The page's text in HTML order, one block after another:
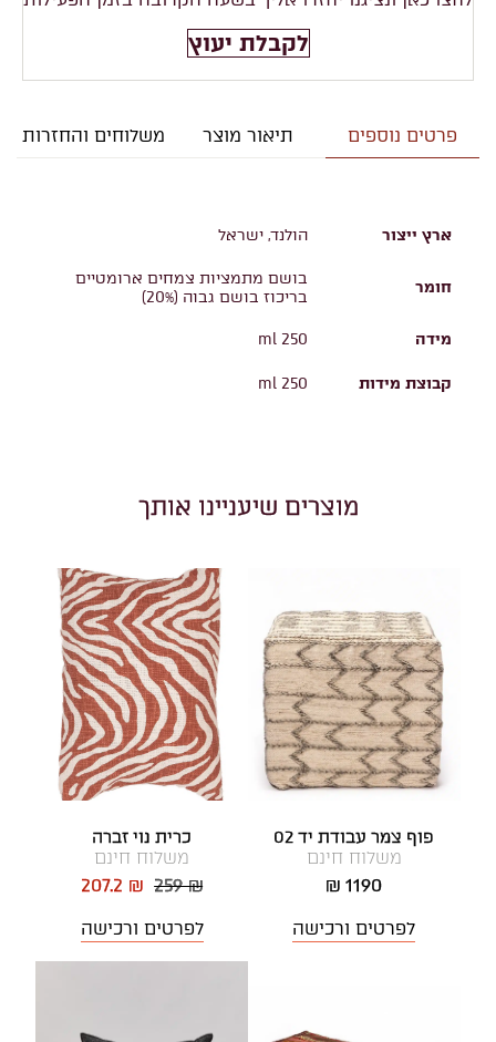
לקבלת יעוץ
פרטים נוספים תיאור מוצר משלוחים והחזרות
ארץ ייצור הולנד, ישראל
חומר
בושם מתמציות צמחים ארומטיים
בריכוז בושם גבוה (20%)
מידה 250 ml
קבוצת מידות 250 ml
מוצרים שיעניינו אותך
פוף צמר עבודת יד 02
משלוח חינם
1190 ₪
לפרטים ורכישה
כרית נוי זברה
משלוח חינם
259 ₪
207.2 ₪
לפרטים ורכישה